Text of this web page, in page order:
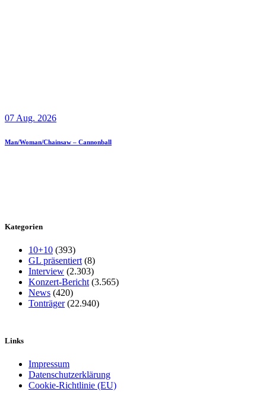
07 Aug. 2026
Man/Woman/Chainsaw – Cannonball
Kategorien
10+10 (393)
GL präsentiert (8)
Interview (2.303)
Konzert-Bericht (3.565)
News (420)
Tonträger(22.940)
Links
Impressum
Datenschutzerklärung
Cookie-Richtlinie (EU)